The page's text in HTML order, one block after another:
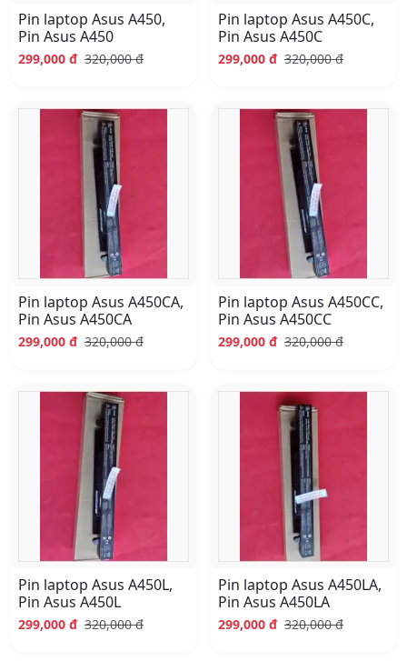
Pin laptop Asus A450,
Pin Asus A450
299,000 đ 320,000 đ
Pin laptop Asus A450C,
Pin Asus A450C
299,000 đ 320,000 đ
Pin laptop Asus A450CA,
Pin Asus A450CA
299,000 đ 320,000 đ
Pin laptop Asus A450CC,
Pin Asus A450CC
299,000 đ 320,000 đ
Pin laptop Asus A450L,
Pin Asus A450L
299,000 đ 320,000 đ
Pin laptop Asus A450LA,
Pin Asus A450LA
299,000 đ 320,000 đ